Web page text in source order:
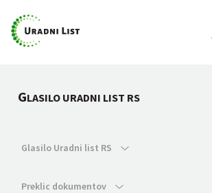
GLASILO URADNI LIST RS
Glasilo Uradni list RS
Preklic dokumentov